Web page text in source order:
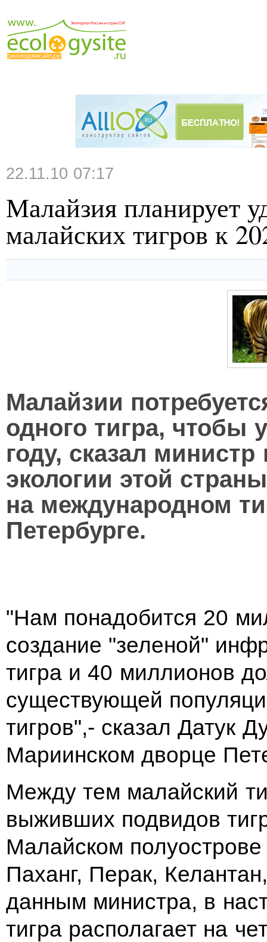
22.11.10 07:17
Малайзия планирует
малайских тигров к
Малайзии
одного тигра, чтобы
году, сказал
экологии этой
на международном
Петербурге.
"Нам понадобится 20
создание "зеленой"
тигра и 40 миллионов
существующей
тигров",- сказал Датук
Мариинском дворце
Между тем малайский
выживших подвидов
Малайском
Паханг, Перак,
данным министра, в
тигра располагает на